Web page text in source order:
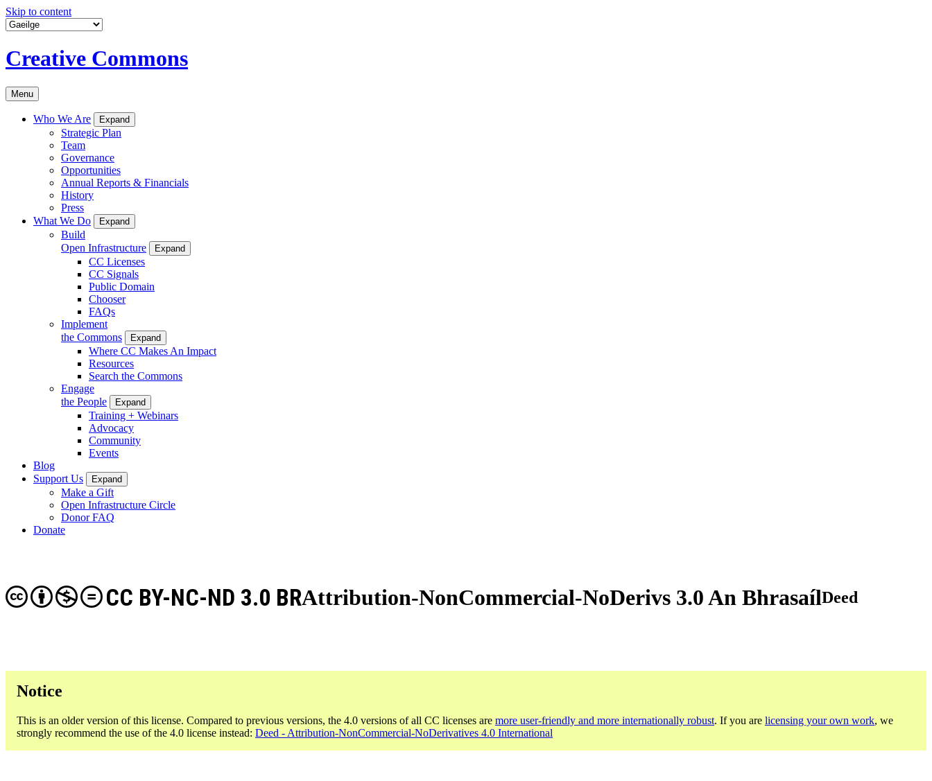
Skip to content
Creative Commons
Menu
Who We Are Expand
Strategic Plan
Team
Governance
Opportunities
Annual Reports & Financials
History
Press
What We Do
Expand
Build
Open Infrastructure
Expand
CC Licenses
CC Signals
Public Domain
Chooser
FAQs
Implement
the Commons
Expand
Where CC Makes An Impact
Resources
Search the Commons
Engage
the People
Expand
Training + Webinars
Advocacy
Community
Events
Blog
Support Us
Expand
Make a Gift
Open Infrastructure Circle
Donor FAQ
Donate
Attribution-NonCommercial-NoDerivs 3.0 An Bhrasaíl
CC BY-NC-ND 3.0 BR Deed
Notice
This is an older version of this license. Compared to previous versions, the 4.0 versions of all CC licenses are more user-friendly and more internationally robust. If you are licensing your own work, we
strongly recommend the use of the 4.0 license instead: Deed - Attribution-NonCommercial-NoDerivatives 4.0 International